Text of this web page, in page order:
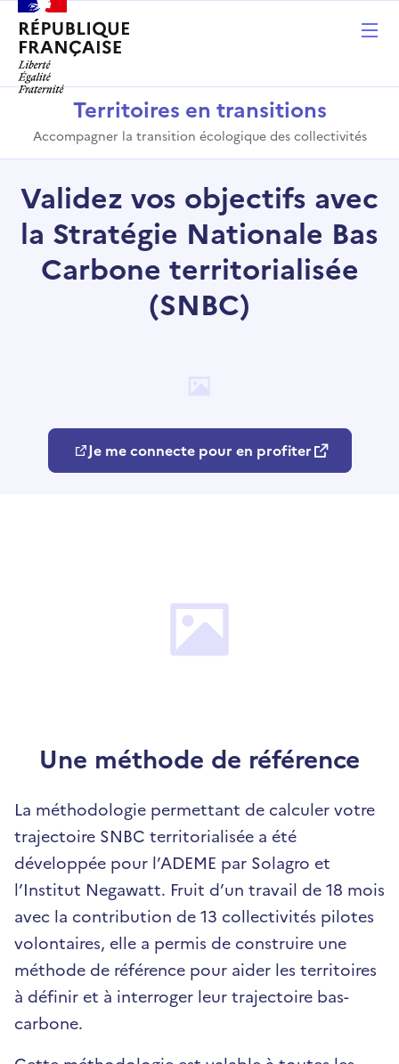
Territoires en transitions
Accompagner la transition écologique des collectivités
Validez vos objectifs avec
la Stratégie Nationale Bas
Carbone territorialisée
(SNBC)
Je me connecte pour en profiter
Une méthode de référence
La méthodologie permettant de calculer votre
trajectoire SNBC territorialisée a été
développée pour l’ADEME par Solagro et
l’Institut Negawatt. Fruit d’un travail de 18 mois
avec la contribution de 13 collectivités pilotes
volontaires, elle a permis de construire une
méthode de référence pour aider les territoires
à définir et à interroger leur trajectoire bas-
carbone.